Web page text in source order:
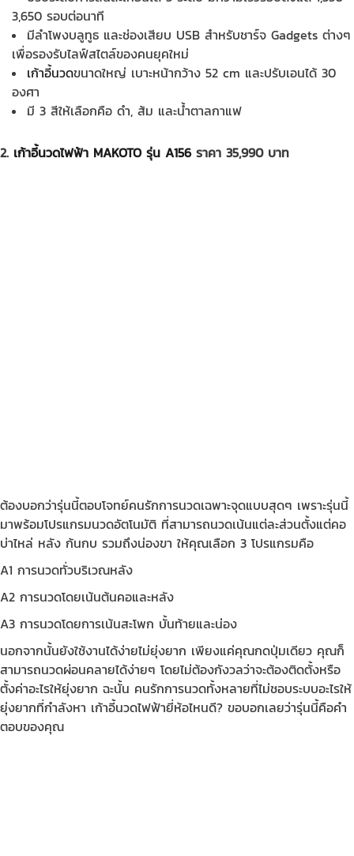
3,650 รอบต่อนาที
มีลำโพงบลูทูธ และช่องเสียบ USB สำหรับชาร์จ Gadgets ต่างๆ
เพื่อรองรับไลฟ์สไตล์ของคนยุคใหม่
เก้าอี้นวดขนาดใหญ่ เบาะหน้ากว้าง 52 cm และปรับเอนได้ 30
องศา
มี 3 สีให้เลือกคือ ดำ, ส้ม และน้ำตาลกาแฟ
2. เก้าอี้นวดไฟฟ้า MAKOTO รุ่น A156ราคา 35,990 บาท
ต้องบอกว่ารุ่นนี้ตอบโจทย์คนรักการนวดเฉพาะจุดแบบสุดๆ เพราะรุ่นนี้
มาพร้อมโปรแกรมนวดอัตโนมัติ ที่สามารถนวดเน้นแต่ละส่วนตั้งแต่คอ
บ่าไหล่ หลัง ก้นกบ รวมถึงน่องขา ให้คุณเลือก 3 โปรแกรมคือ
A1 การนวดทั่วบริเวณหลัง
A2 การนวดโดยเน้นต้นคอและหลัง
A3 การนวดโดยการเน้นสะโพก บั้นท้ายและน่อง
นอกจากนั้นยังใช้งานได้ง่ายไม่ยุ่งยาก เพียงแค่คุณกดปุ่มเดียว คุณก็
สามารถนวดผ่อนคลายได้ง่ายๆ โดยไม่ต้องกังวลว่าจะต้องติดตั้งหรือ
ตั้งค่าอะไรให้ยุ่งยาก ฉะนั้น คนรักการนวดทั้งหลายที่ไม่ชอบระบบอะไรให้
ยุ่งยากที่กำลังหา เก้าอี้นวดไฟฟ้ายี่ห้อไหนดี? ขอบอกเลยว่ารุ่นนี้คือคำ
ตอบของคุณ